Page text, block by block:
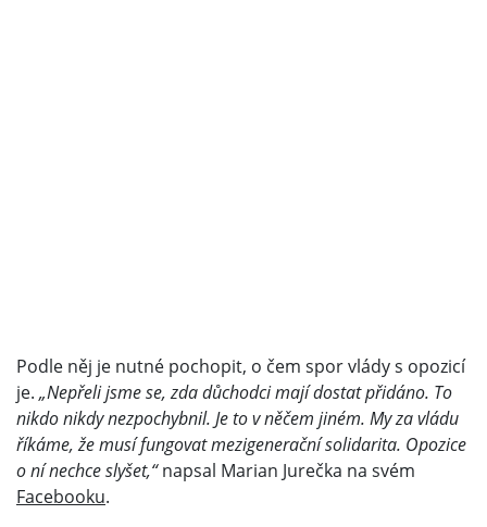
Podle něj je nutné pochopit, o čem spor vlády s opozicí
je.„Nepřeli jsme se, zda důchodci mají dostat přidáno. To
nikdo nikdy nezpochybnil. Je to v něčem jiném. My za vládu
říkáme, že musí fungovat mezigenerační solidarita. Opozice
o ní nechce slyšet,“napsal Marian Jurečka na svém
Facebooku.